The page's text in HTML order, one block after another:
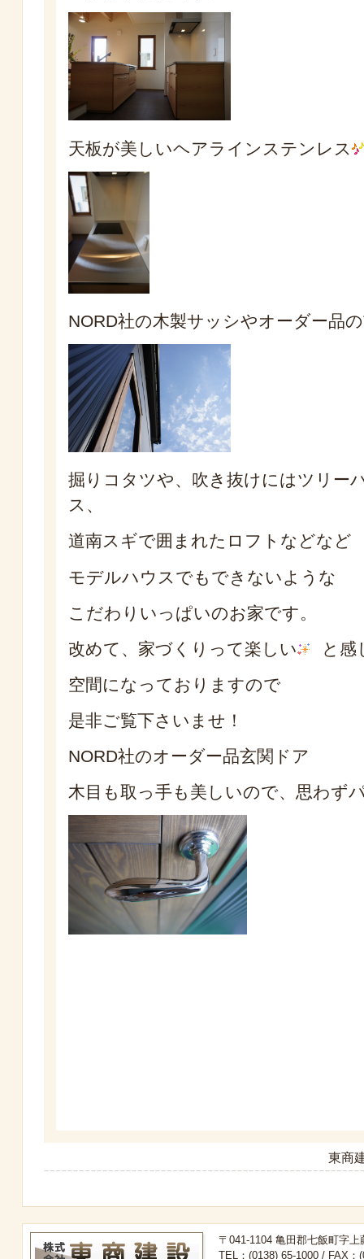
天板が美しいヘアラインステンレス
NORD社の木製サッシやオーダー品
掘りコタツや、吹き抜けにはツリー
ス、
道南スギで囲まれたロフトなどなど
モデルハウスでもできないような
こだわりいっぱいのお家です。
改めて、家づくりって楽しい
と感
空間になっておりますので
是非ご覧下さいませ！
NORD社のオーダー品玄関ドア
木目も取っ手も美しいので、思わず
東商
〒041-1104 亀田郡七飯町字上
TEL：(0138) 65-1000 / FAX：